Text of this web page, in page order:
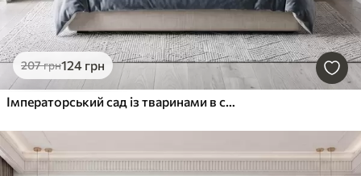
207грн124 грн
Імператорський сад із тваринами в східному стилі — мавпа, леопард, тигр, павич і чапля